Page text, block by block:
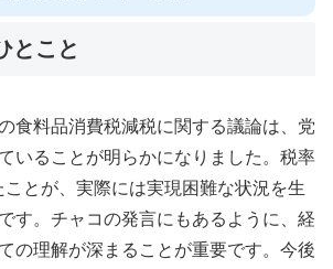
とこと
食料品消費税減税に関する議論は、党
いることが明らかになりました。税率
とが、実際には実現困難な状況を生
す。チャコの発言にもあるように、経
の理解が深まることが重要です。今後